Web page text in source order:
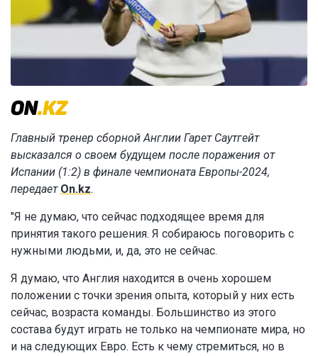
Главный тренер сборной Англии Гарет Саутгейт
высказался о своем будущем после поражения от
Испании (1:2) в финале чемпионата Европы-2024,
передает On.kz.
"Я не думаю, что сейчас подходящее время для
принятия такого решения. Я собираюсь поговорить с
нужными людьми, и, да, это не сейчас.
Я думаю, что Англия находится в очень хорошем
положении с точки зрения опыта, который у них есть
сейчас, возраста команды. Большинство из этого
состава будут играть не только на чемпионате мира, но
и на следующих Евро. Есть к чему стремиться, но в